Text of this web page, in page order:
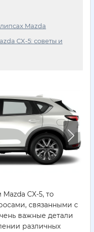
Mazda
CX-5: советы и
CX-5, то
связанными с
важные детали
различных